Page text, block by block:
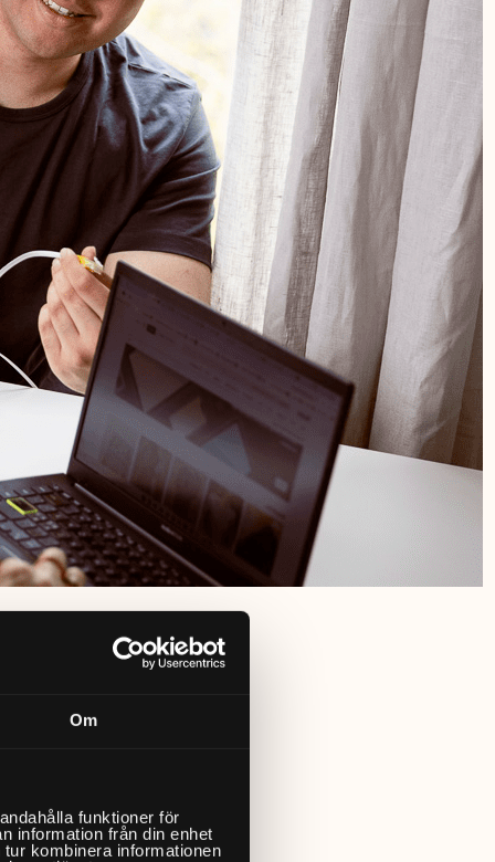
Om
funktioner för
information från din enhet
kombinera informationen